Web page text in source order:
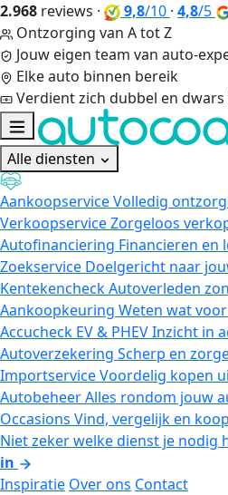
2.968 reviews · 9,8/10 · 4,8/5
Ontzorging van A tot Z
Jouw eigen team van auto-
Elke auto binnen bereik
Verdient zich dubbel en
Alle diensten
AankoopserviceVolledig
VerkoopserviceZorgeloos
Autofinanciering Financieren en
Zoekservice Doelgericht naar
KentekencheckAutoverleden
Aankoopkeuring Weten wat
Accucheck EV & PHEVInzicht in
Autoverzekering Scherp en
ImportserviceVoordelig kopen
AutobeheerAlles rondom jouw
Occasions Vind, vergelijk en
Niet zeker welke dienst je nodig
in
Inspiratie Over ons Contact